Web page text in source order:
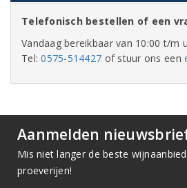
Telefonisch bestellen of een
Vandaag bereikbaar van 10:00 t/m
Tel:0575-514427 of stuur ons een
Aanmelden
Mis niet langer de beste
proeverijen!